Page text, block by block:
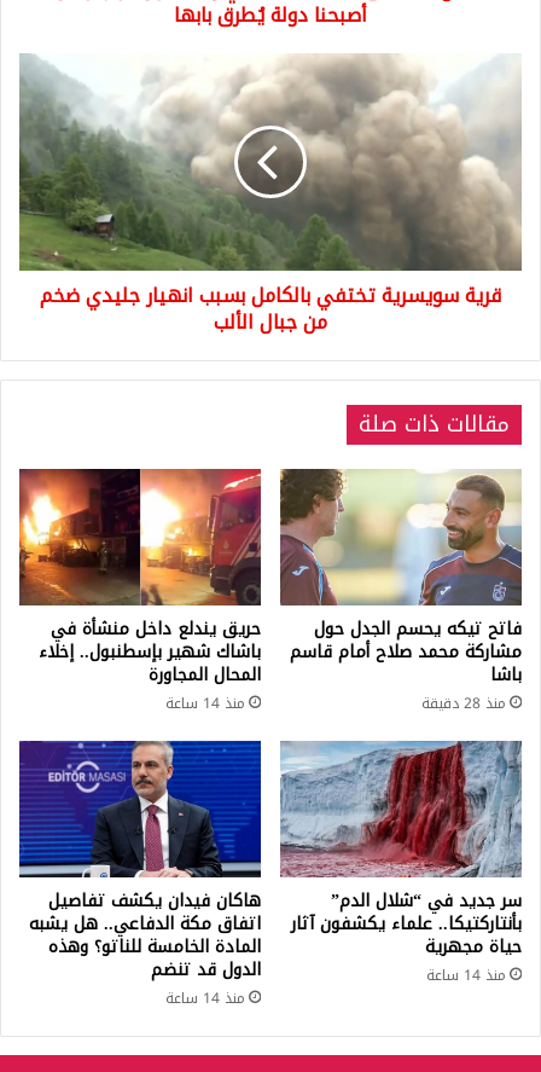
أصبحنا دولة يُطرق بابها
قرية
سويسرية
بالكامل
بسبب
انهيار
جليدي
ضخم
من
جبالقرية سويسرية تختفي بالكامل بسبب انهيار جليدي ضخم
من جبال الألب
مقالات ذات صلة
فاتح تيكه يحسم الجدل حول
مشاركة محمد صلاح أمام قاسم
باشا
منذ 28 دقيقة
حريق يندلع داخل منشأة في
باشاك شهير بإسطنبول.. إخلاء
المحال المجاورة
منذ 14 ساعة
سر جديد في “شلال الدم”
بأنتاركتيكا.. علماء يكشفون آثار
حياة مجهرية
منذ 14 ساعة
هاكان فيدان يكشف تفاصيل
اتفاق مكة الدفاعي.. هل يشبه
المادة الخامسة للناتو؟ وهذه
الدول قد تنضم
منذ 14 ساعة